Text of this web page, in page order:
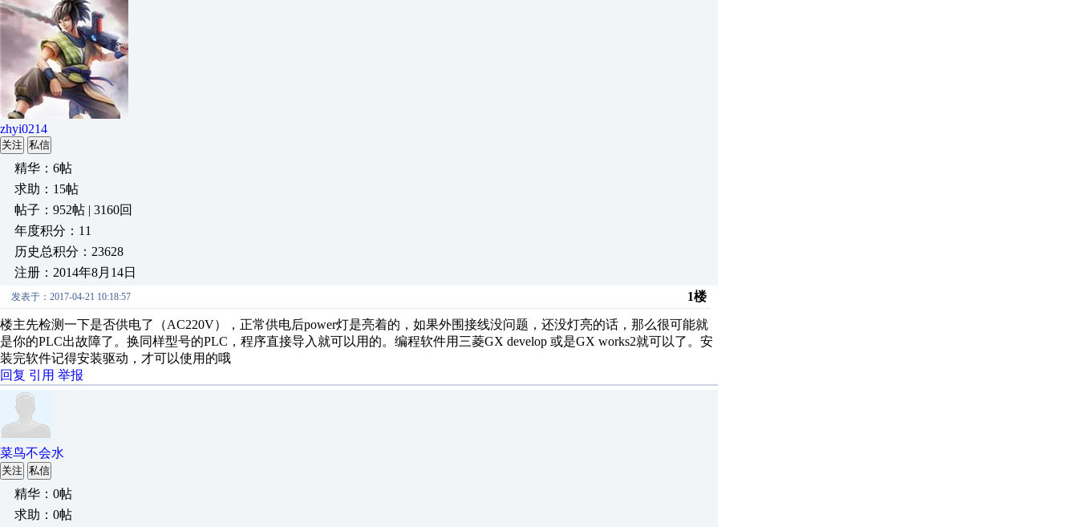
zhyi0214
关注 私信
精华：6帖
求助：15帖
帖子：952帖 | 3160回
年度积分：11
历史总积分：23628
注册：2014年8月14日
发表于：2017-04-21 10:18:57 1楼
楼主先检测一下是否供电了（AC220V），正常供电后power灯是亮着的，如果外围接线没问题，还没灯亮的话，那么很可能就
是你的PLC出故障了。换同样型号的PLC，程序直接导入就可以用的。编程软件用三菱GX develop 或是GX works2就可以了。安
装完软件记得安装驱动，才可以使用的哦
回复 引用 举报
菜鸟不会水
关注 私信
精华：0帖
求助：0帖